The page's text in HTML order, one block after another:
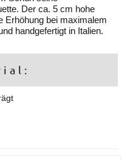
Der ca. 5 cm hohe
Erhöhung bei maximalem
handgefertigt in Italien.